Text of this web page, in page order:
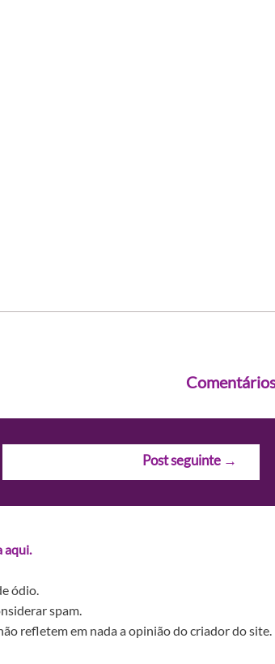
Post seguinte →
aqui.
ódio.
spam.
refletem em nada a opinião do criador do site.